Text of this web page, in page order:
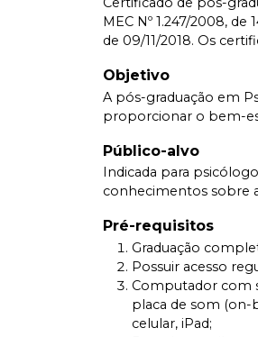
MEC Nº 1.247/2008,
de 09/11/2018. Os
Objetivo
A pós-graduação em
proporcionar o bem-
Público-alvo
Indicada para
conhecimentos sobre
Pré-requisitos
Graduação
Possuir acesso
Computador com
placa de som (on-
celular, iPad;